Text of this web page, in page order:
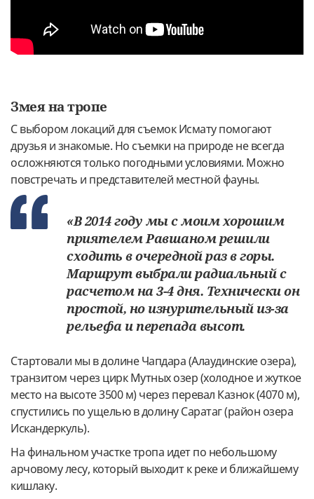
Змея на тропе
С выбором локаций для съемок Исмату помогают
друзья и знакомые. Но съемки на природе не всегда
осложняются только погодными условиями. Можно
повстречать и представителей местной фауны.
«В 2014 году мы с моим хорошим
приятелем Равшаном решили
сходить в очередной раз в горы.
Маршрут выбрали радиальный с
расчетом на 3-4 дня. Технически он
простой, но изнурительный из-за
рельефа и перепада высот.
Стартовали мы в долине Чапдара (Алаудинские озера),
транзитом через цирк Мутных озер (холодное и жуткое
место на высоте 3500 м) через перевал Казнок (4070 м),
спустились по ущелью в долину Саратаг (район озера
Искандеркуль).
На финальном участке тропа идет по небольшому
арчовому лесу, который выходит к реке и ближайшему
кишлаку.